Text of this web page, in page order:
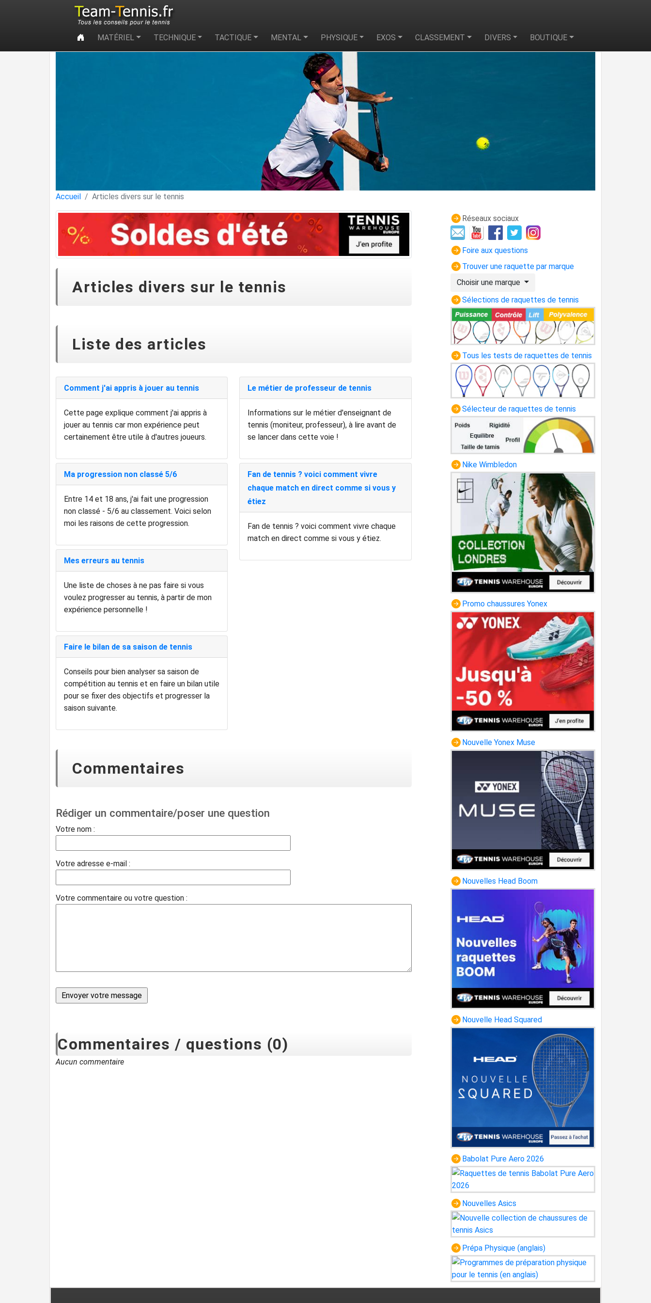
MATÉRIEL TECHNIQUE TACTIQUE MENTAL PHYSIQUE EXOS CLASSEMENT DIVERS BOUTIQUE
Accueil Articles divers sur le tennis
Articles divers sur le tennis
Liste des articles
Comment j'ai appris à jouer au tennis
Cette page explique comment j'ai appris à
jouer au tennis car mon expérience peut
certainement être utile à d'autres joueurs.
Ma progression non classé 5/6
Entre 14 et 18 ans, j'ai fait une progression
non classé - 5/6 au classement. Voici selon
moi les raisons de cette progression.
Mes erreurs au tennis
Une liste de choses à ne pas faire si vous
voulez progresser au tennis, à partir de mon
expérience personnelle !
Faire le bilan de sa saison de tennis
Conseils pour bien analyser sa saison de
compétition au tennis et en faire un bilan utile
pour se fixer des objectifs et progresser la
saison suivante.
Le métier de professeur de tennis
Informations sur le métier d'enseignant de
tennis (moniteur, professeur), à lire avant de
se lancer dans cette voie !
Fan de tennis ? voici comment vivre
chaque match en direct comme si vous y
étiez
Fan de tennis ? voici comment vivre chaque
match en direct comme si vous y étiez.
Commentaires
Rédiger un commentaire/poser une question
Votre nom :
Votre adresse e-mail :
Votre commentaire ou votre question :
Commentaires / questions (0)
Aucun commentaire
Réseaux sociaux
Foire aux questions
Trouver une raquette par marque
Choisir une marque
Sélections de raquettes de tennis
Tous les tests de raquettes de tennis
Sélecteur de raquettes de tennis
Nike Wimbledon
Promo chaussures Yonex
Nouvelle Yonex Muse
Nouvelles Head Boom
Nouvelle Head Squared
Babolat Pure Aero 2026
Nouvelles Asics
Prépa Physique (anglais)